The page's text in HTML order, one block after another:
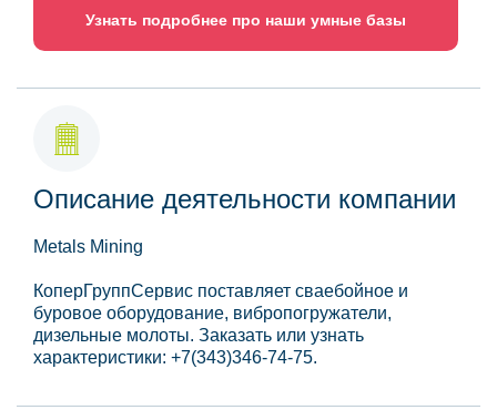
Узнать подробнее про наши умные базы
Описание деятельности компании
Metals Mining
КоперГруппСервис поставляет сваебойное и
буровое оборудование, вибропогружатели,
дизельные молоты. Заказать или узнать
характеристики: +7(343)346-74-75.